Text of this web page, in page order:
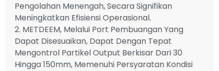
Pengolahan Menengah, Secara Signifikan
Meningkatkan Efisiensi Operasional.
2. METDEEM, Melalui Port Pembuangan Yang
Dapat Disesuaikan, Dapat Dengan Tepat
Mengontrol Partikel Output Berkisar Dari 30
Hingga 150mm, Memenuhi Persyaratan Kondisi